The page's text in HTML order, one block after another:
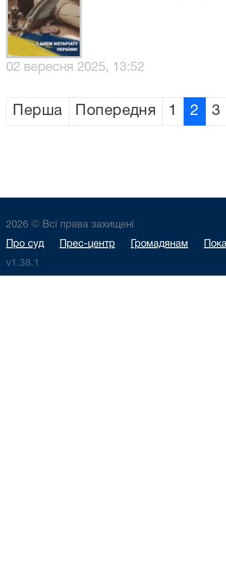
02 вересня 2025, 13:52
Перша Попередня 1 2 3
2026 © Всі права захищені
Про суд Прес-центр Громадянам
v1.38.1